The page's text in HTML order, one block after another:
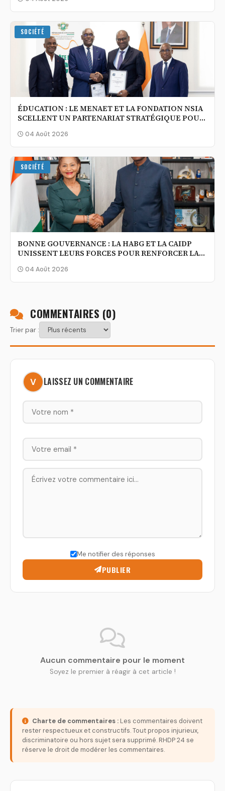
SOCIÉTÉ
ÉDUCATION : LE MENAET ET LA FONDATION NSIA
SCELLENT UN PARTENARIAT STRATÉGIQUE POUR
04 Août 2026
SOCIÉTÉ
BONNE GOUVERNANCE : LA HABG ET LA CAIDP
UNISSENT LEURS FORCES POUR RENFORCER LA
04 Août 2026
COMMENTAIRES (0)
Trier par :
LAISSEZ UN COMMENTAIRE
Me notifier des réponses
PUBLIER
Aucun commentaire pour le moment
Soyez le premier à réagir à cet article !
Charte de commentaires : Les commentaires doivent
rester respectueux et constructifs. Tout propos injurieux,
discriminatoire ou hors sujet sera supprimé. RHDP 24 se
réserve le droit de modérer les commentaires.